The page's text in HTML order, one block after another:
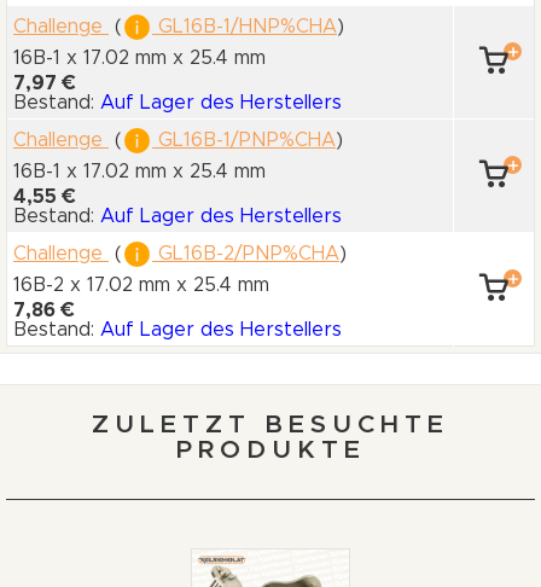
Challenge
( GL16B-1/HNP%CHA)
16B-1 x 17.02 mm x 25.4 mm
7,97 €
Bestand: Auf Lager des Herstellers
Challenge
( GL16B-1/PNP%CHA)
16B-1 x 17.02 mm x 25.4 mm
4,55 €
Bestand: Auf Lager des Herstellers
Challenge
( GL16B-2/PNP%CHA)
16B-2 x 17.02 mm x 25.4 mm
7,86 €
Bestand: Auf Lager des Herstellers
ZULETZT BESUCHTE
PRODUKTE